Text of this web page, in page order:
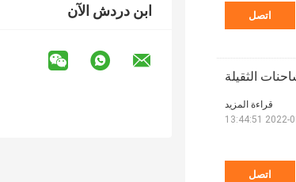
ابن دردش الآن اتصل
اتصل
قراءة المزيد
2022-01-06